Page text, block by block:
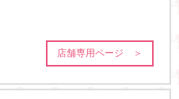
店舗専用ページ ＞